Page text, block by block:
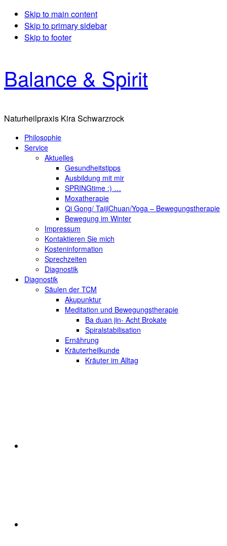
Skip to main content
Skip to primary sidebar
Skip to footer
Balance & Spirit
Naturheilpraxis Kira Schwarzrock
Philosophie
Service
Aktuelles
Gesundheitstipps
Ausbildung mit mir
SPRINGtime :) …
Moxatherapie
Qi Gong/ TaijiChuan/Yoga – Bewegungstherapie
Bewegung im Winter
Impressum
Kontaktieren Sie mich
Kosteninformation
Sprechzeiten
Diagnostik
Diagnostik
Säulen der TCM
Akupunktur
Meditation und Bewegungstherapie
Ba duan jin- Acht Brokate
Spiralstabilisation
Ernährung
Kräuterheilkunde
Kräuter im Alltag